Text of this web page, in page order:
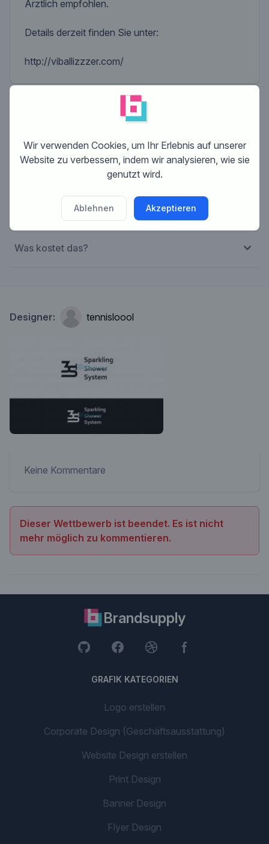
Ärztlich empfohlen.
Details derzeit finden Sie unter:
http://viballizzzer.com/
Was ist Brandsupply?
Wie funktioniert Brandsupply?
Was kostet das?
Designer: tennisloool
Keine Kommentare
Dieser Wettbewerb ist beendet. Es ist nicht
mehr möglich zu kommentieren.
Brandsupply
GRAFIK KATEGORIEN
Logo erstellen
Corporate Design (Geschäftsausstattung)
Website Design erstellen
Print Design
Banner Design
Flyer Design
Wir verwenden Cookies, um Ihr Erlebnis auf unserer
Website zu verbessern, indem wir analysieren, wie sie
genutzt wird.
Ablehnen Akzeptieren